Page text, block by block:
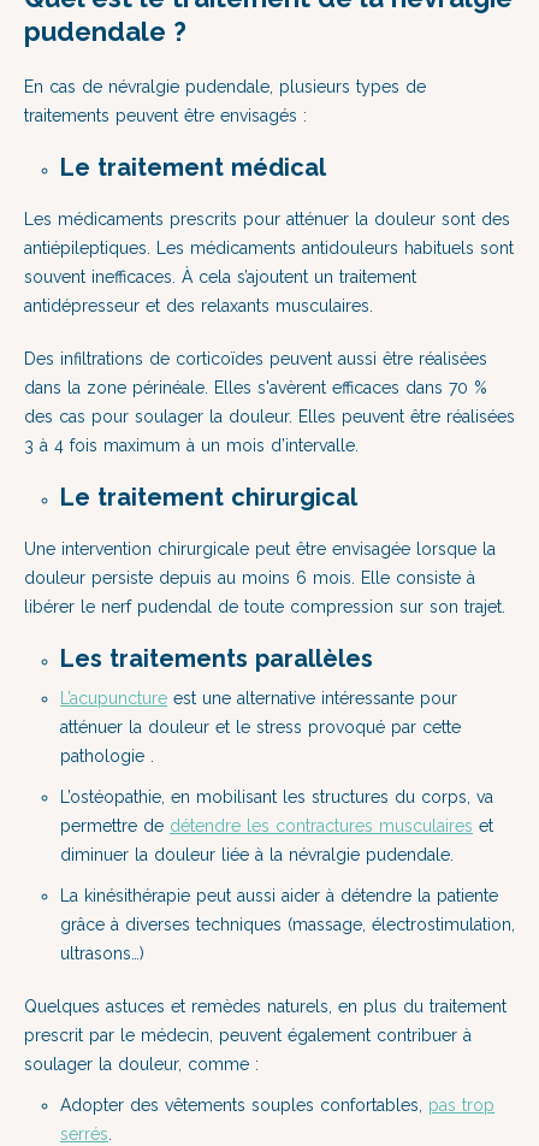
pudendale ?
En cas de névralgie pudendale, plusieurs types de
traitements peuvent être envisagés :
Le traitement médical
Les médicaments prescrits pour atténuer la douleur sont des
antiépileptiques. Les médicaments antidouleurs habituels sont
souvent inefficaces. À cela s’ajoutent un traitement
antidépresseur et des relaxants musculaires.
Des infiltrations de corticoïdes peuvent aussi être réalisées
dans la zone périnéale. Elles s'avèrent efficaces dans 70 %
des cas pour soulager la douleur. Elles peuvent être réalisées
3 à 4 fois maximum à un mois d’intervalle.
Le traitement chirurgical
Une intervention chirurgicale peut être envisagée lorsque la
douleur persiste depuis au moins 6 mois. Elle consiste à
libérer le nerf pudendal de toute compression sur son trajet.
Les traitements parallèles
L’acupuncture est une alternative intéressante pour
atténuer la douleur et le stress provoqué par cette
pathologie .
L’ostéopathie, en mobilisant les structures du corps, va
permettre de détendre les contractures musculaires et
diminuer la douleur liée à la névralgie pudendale.
La kinésithérapie peut aussi aider à détendre la patiente
grâce à diverses techniques (massage, électrostimulation,
ultrasons…)
Quelques astuces et remèdes naturels, en plus du traitement
prescrit par le médecin, peuvent également contribuer à
soulager la douleur, comme :
Adopter des vêtements souples confortables, pas trop
serrés.